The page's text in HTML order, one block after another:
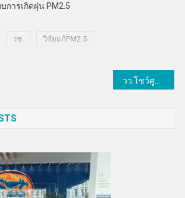
การเกิดฝุ่น PM2.5
วช.
วิจัยแก้PM2.5
วว.โชว์ศูนย์การเรียนรู้โรงงานต้นแบบผลิตแอลกอฮอล์ไร้น้ำแห่งแรกของไทย